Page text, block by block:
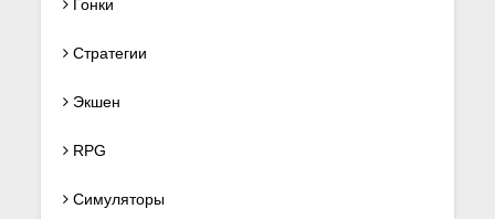
Гонки
Стратегии
Экшен
RPG
Симуляторы